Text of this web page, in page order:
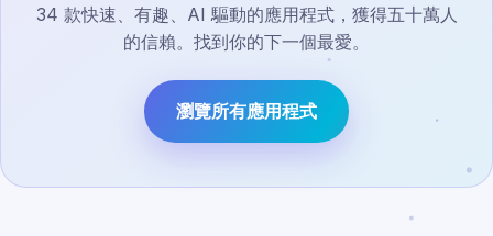
34 款快速、有趣、AI 驅動的應用程式，獲得五十萬人
的信賴。找到你的下一個最愛。
瀏覽所有應用程式